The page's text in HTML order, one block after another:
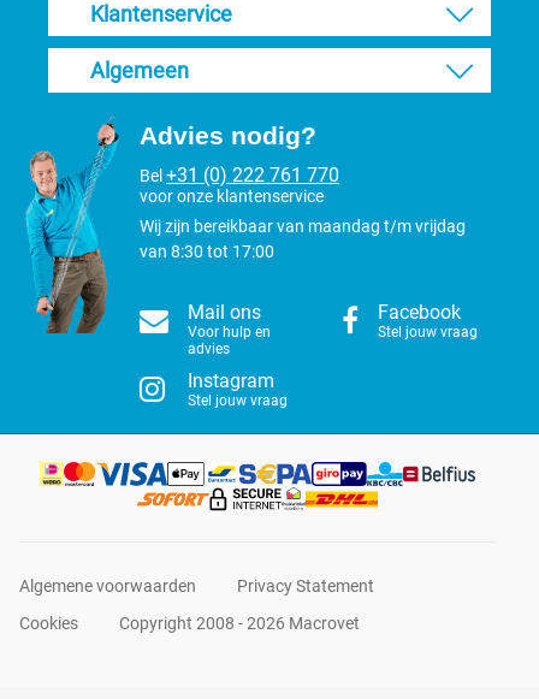
Klantenservice
Algemeen
Advies nodig?
Bel +31 (0) 222 761 770
voor onze klantenservice
Wij zijn bereikbaar van maandag t/m vrijdag
van 8:30 tot 17:00
Mail ons
Voor hulp en
advies
Facebook
Stel jouw vraag
Instagram
Stel jouw vraag
Algemene voorwaarden
Privacy Statement
Cookies
Copyright 2008 - 2026 Macrovet